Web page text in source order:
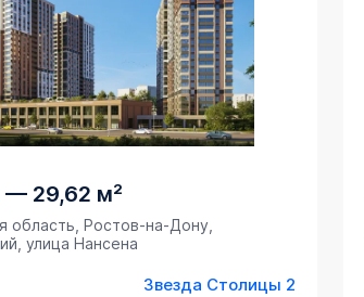
— 29,62 м²
область, Ростов-на-Дону,
улица Нансена
Звезда Столицы 2